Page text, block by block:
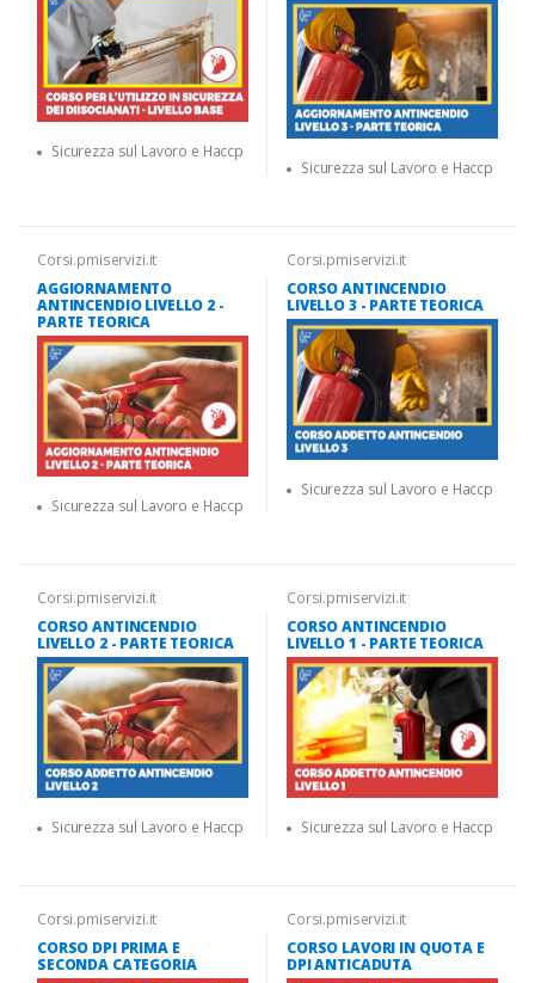
Sicurezza sul Lavoro e Haccp
Sicurezza sul Lavoro e Haccp
Corsi.pmiservizi.it
AGGIORNAMENTO
ANTINCENDIO LIVELLO 2 -
PARTE TEORICA
Sicurezza sul Lavoro e Haccp
Corsi.pmiservizi.it
CORSO ANTINCENDIO
LIVELLO 3 - PARTE TEORICA
Sicurezza sul Lavoro e Haccp
Corsi.pmiservizi.it
CORSO ANTINCENDIO
LIVELLO 2 - PARTE TEORICA
Sicurezza sul Lavoro e Haccp
Corsi.pmiservizi.it
CORSO ANTINCENDIO
LIVELLO 1 - PARTE TEORICA
Sicurezza sul Lavoro e Haccp
Corsi.pmiservizi.it
CORSO DPI PRIMA E
SECONDA CATEGORIA
Corsi.pmiservizi.it
CORSO LAVORI IN QUOTA E
DPI ANTICADUTA